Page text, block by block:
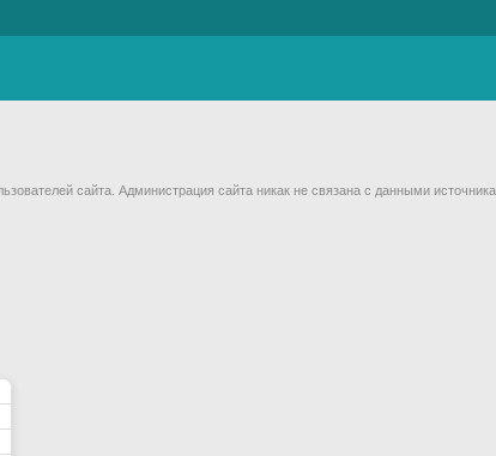
сайта. Администрация сайта никак не связана с данными